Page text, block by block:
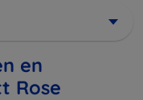
en
Rose